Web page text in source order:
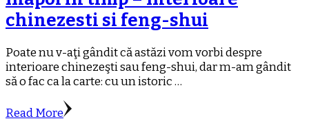
chinezesti si feng-shui
Poate nu v-aţi gândit că astăzi vom vorbi despre
interioare chinezeşti sau feng-shui, dar m-am gândit
să o fac ca la carte: cu un istoric …
Read More